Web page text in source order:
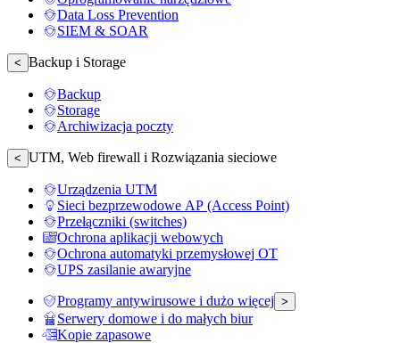
Data Loss Prevention
SIEM & SOAR
< Backup i Storage
Backup
Storage
Archiwizacja poczty
< UTM, Web firewall i Rozwiązania sieciowe
Urządzenia UTM
Sieci bezprzewodowe AP (Access Point)
Przełączniki (switches)
Ochrona aplikacji webowych
Ochrona automatyki przemysłowej OT
UPS zasilanie awaryjne
Programy antywirusowe i dużo więcej >
Serwery domowe i do małych biur
Kopie zapasowe